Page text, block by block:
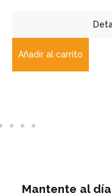
Añadir al carrito
Mantente al